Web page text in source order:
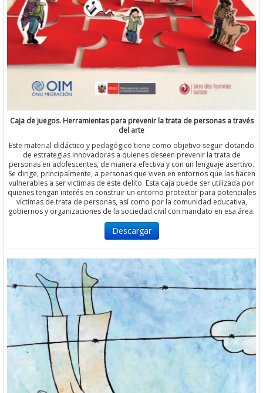
Caja de juegos. Herramientas para prevenir la trata de personas a través
del arte
Este material didáctico y pedagógico tiene como objetivo seguir dotando
de estrategias innovadoras a quienes deseen prevenir la trata de
personas en adolescentes, de manera efectiva y con un lenguaje asertivo.
Se dirige, principalmente, a personas que viven en entornos que las hacen
vulnerables a ser victimas de este delito. Esta caja puede ser utilizada por
quienes tengan interés en construir un entorno protector para potenciales
víctimas de trata de personas, así como por la comunidad educativa,
gobiernos y organizaciones de la sociedad civil con mandato en esa área.
Descargar